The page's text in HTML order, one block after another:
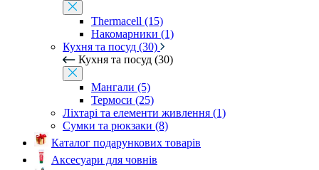
Thermacell (15)
Накомарники (1)
Кухня та посуд (30)
Кухня та посуд (30)
Мангали (5)
Термоси (25)
Ліхтарі та елементи живлення (1)
Сумки та рюкзаки (8)
Каталог подарункових товарів
Аксесуари для човнів